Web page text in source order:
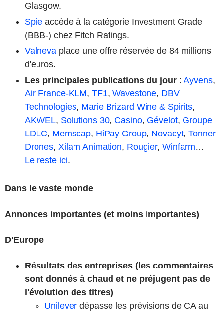
Glasgow.
Spie accède à la catégorie Investment Grade
(BBB-) chez Fitch Ratings.
Valneva place une offre réservée de 84 millions
d'euros.
Les principales publications du jour : Ayvens,
Air France-KLM, TF1, Wavestone, DBV
Technologies, Marie Brizard Wine & Spirits,
AKWEL, Solutions 30, Casino, Gévelot, Groupe
LDLC, Memscap, HiPay Group, Novacyt, Tonner
Drones, Xilam Animation, Rougier, Winfarm…
Le reste ici.
Dans le vaste monde
Annonces importantes (et moins importantes)
D'Europe
Résultats des entreprises (les commentaires
sont donnés à chaud et ne préjugent pas de
l'évolution des titres)
Unilever dépasse les prévisions de CA au